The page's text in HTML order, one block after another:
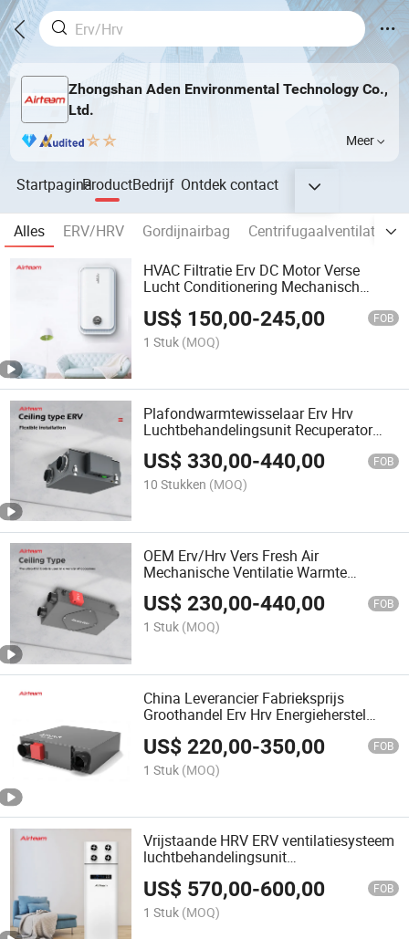
Zhongshan Aden Environmental Technology Co.,
Ltd.
Meer
StartpaginaProductBedrijf Ontdekcontact
Alles ERV/HRV Gordijnairbag Centrifugaalventilator
HVAC Filtratie Erv DC Motor Verse
Lucht Conditionering Mechanisch
US$ 150,00-245,00 FOB
1 Stuk (MOQ)
Plafondwarmtewisselaar Erv Hrv
Luchtbehandelingsunit Recuperator
Energieherstelventilator
US$330,00-440,00 FOB
10 Stukken (MOQ)
OEM Erv/Hrv Vers Fresh Air
Mechanische Ventilatie Warmte
Terugwin Ventilator HVAC Systeem
US$230,00-440,00 FOB
1 Stuk (MOQ)
China Leverancier Fabrieksprijs
Groothandel Erv Hrv Energieherstel
US$220,00-350,00 FOB
1 Stuk (MOQ)
Vrijstaande HRV ERV ventilatiesysteem
luchtbehandelingsunit
energieherwinning ventilator
US$ 570,00-600,00 FOB
1 Stuk (MOQ)